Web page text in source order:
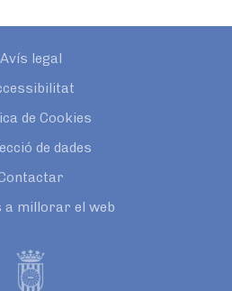
Avís legal
de Cookies
de dades
a millorar el web